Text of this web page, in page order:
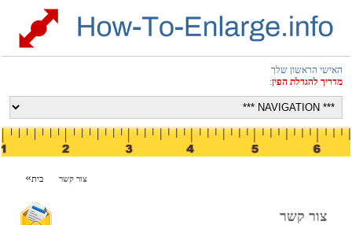
האישי הראשון שלך
מדריך להגדלת הפין:
בית צור קשר
צור קשר